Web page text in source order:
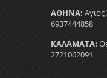
ΑΘΗΝΑ: Αγιος
6937444858
ΚΑΛΑΜΑΤΑ:
2721062091